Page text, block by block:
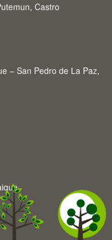
Castro
– San Pedro de La Paz,